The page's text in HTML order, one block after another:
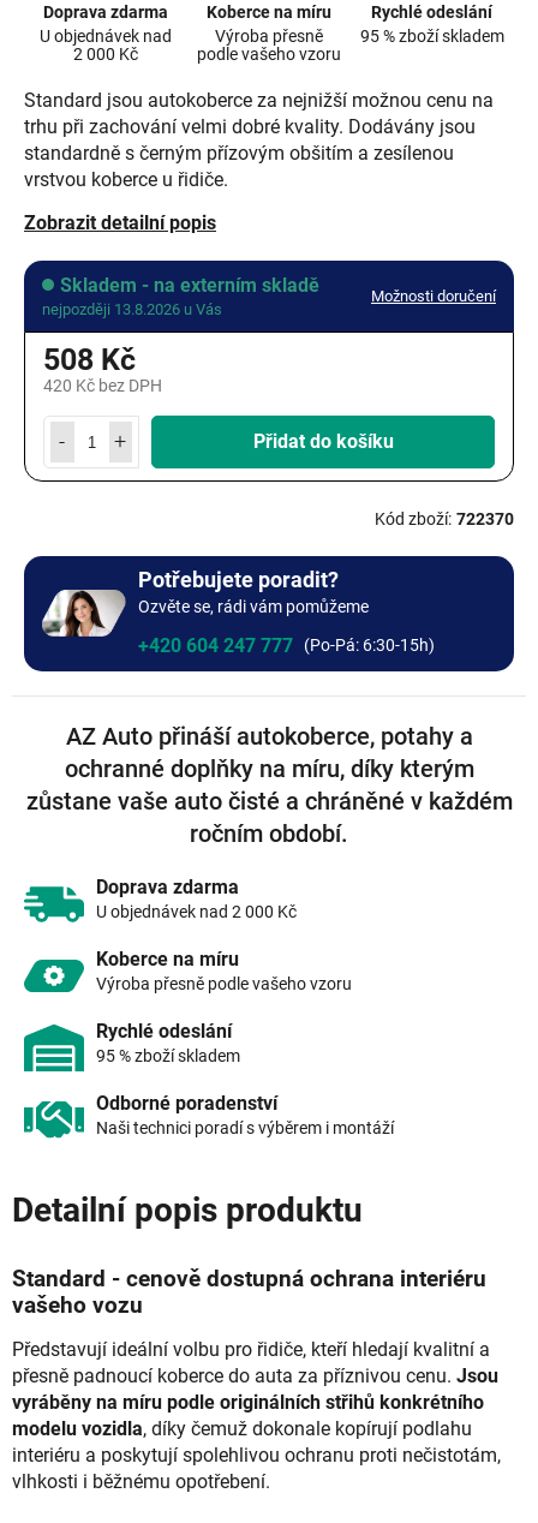
Standard jsou autokoberce za nejnižší možnou cenu na
trhu při zachování velmi dobré kvality. Dodávány jsou
standardně s černým přízovým obšitím a zesílenou
vrstvou koberce u řidiče.
Zobrazit detailní popis
Skladem - na externím skladě
nejpozději 13.8.2026 u Vás
Možnosti doručení
722370
508 Kč
420 Kč bez DPH
Přidat do košíku
Doprava zdarma
U objednávek nad
2 000 Kč
Koberce na míru
Výroba přesně
podle vašeho vzoru
Rychlé odeslání
95 % zboží skladem
Potřebujete poradit?
Ozvěte se, rádi vám pomůžeme
+420 604 247 777
AZ Auto přináší autokoberce, potahy a
ochranné doplňky na míru, díky kterým
zůstane vaše auto čisté a chráněné v každém
ročním období.
Doprava zdarma
U objednávek nad 2 000 Kč
Koberce na míru
Výroba přesně podle vašeho vzoru
Rychlé odeslání
95 % zboží skladem
Odborné poradenství
Naši technici poradí s výběrem i montáží
Detailní popis produktu
Standard - cenově dostupná ochrana interiéru
vašeho vozu
Představují ideální volbu pro řidiče, kteří hledají kvalitní a
přesně padnoucí koberce do auta za příznivou cenu. Jsou
vyráběny na míru podle originálních střihů konkrétního
modelu vozidla, díky čemuž dokonale kopírují podlahu
interiéru a poskytují spolehlivou ochranu proti nečistotám,
vlhkosti i běžnému opotřebení.